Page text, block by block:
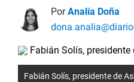
PorAnalía Doña
Fabián Solís, presidente de